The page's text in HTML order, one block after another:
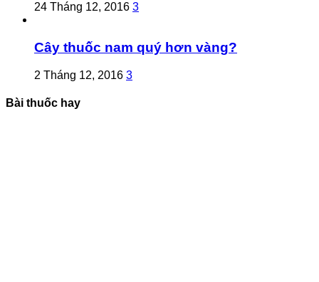
24 Tháng 12, 2016 3
Cây thuốc nam quý hơn vàng?
2 Tháng 12, 2016 3
Bài thuốc hay